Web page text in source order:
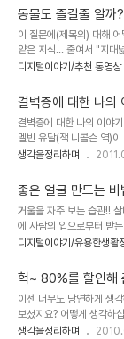
죠. 자충수라고 하나요? 이
론, 중요한 건 그게 아니지
회 그리고 우리라는 명제
가 심각하다면서 출산을
들의 문제도 풀지 못하면
보면 이게 보통 아리송한
저쩌구... 한..
동물도 즐길줄 알까
이 질문에(제목의) 대해
얕은 지식... 줄여서 "지대
심이 모아지고 있다죠?! 무
힘든 일이었을 겁니다. ▲
중요하지만 이 세상 사람
은 모두에게 손해라는 생
많을까를 생각하자면...
까라는 생각에서는 좀 답
한 행위이자 반드시 겪어
디지털이야기/추천 동영상
결벽증에 대한 나의
결벽증에 대한 나의 이야
멜빈 유달(잭 니콜슨 역)
다. "난 절대 남이 마신 컵
하기 때문이지요. ▲ 이
(1997) 예고편의 한장면
도 자주 씻고, 이도 자주
우는 조금이라도 끈적임
에 가까운 모습을 하고 있
생각을정리하며
좋은 얼굴 만드는 비
거울을 자주 보는 습관!!
에 사람의 입으로부터 받
돌이켜 보면 나도 모르는
속성의 올가미 또는 굴레
라면 나쁜 것을 알 수 없
어떤 철학적 관점이나 이
는 것이거나 상대적인 것
나쁘다고 말하는 건 무의
디지털이야기/유용한생활
헉~ 80%를 할인해
이젠 너무도 당연하게 생
보셨지요? 어떻게 생각하
조금 생각하다 보면, 이건
생각을정리하며